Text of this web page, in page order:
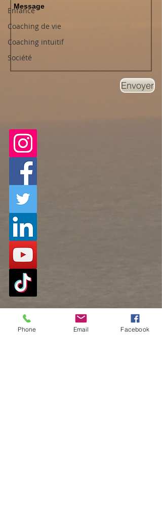
Enfance
Coaching de vie
Coaching intuitif
Société
Envoyer
Paiement sécurisé par PayPal ou
CB
Phone Email Facebook